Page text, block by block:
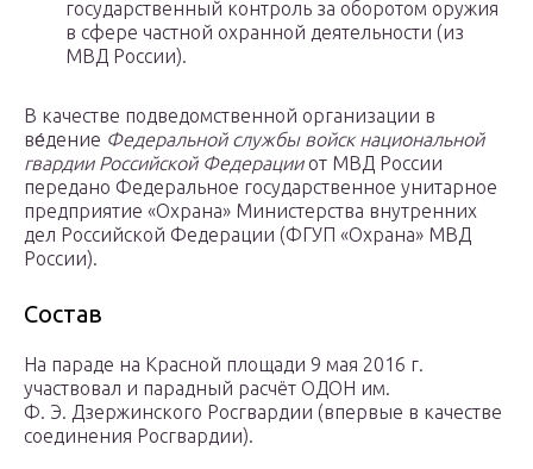
государственный контроль за оборотом оружия
в сфере частной охранной деятельности (из
МВД России).
В качестве подведомственной организации в
ве́дение Федеральной службы войск национальной
гвардии Российской Федерацииот МВД России
передано Федеральное государственное унитарное
предприятие «Охрана» Министерства внутренних
дел Российской Федерации (ФГУП «Охрана» МВД
России).
Состав
На параде на Красной площади 9 мая 2016 г.
участвовал и парадный расчёт ОДОН им.
Ф. Э. Дзержинского Росгвардии (впервые в качестве
соединения Росгвардии).